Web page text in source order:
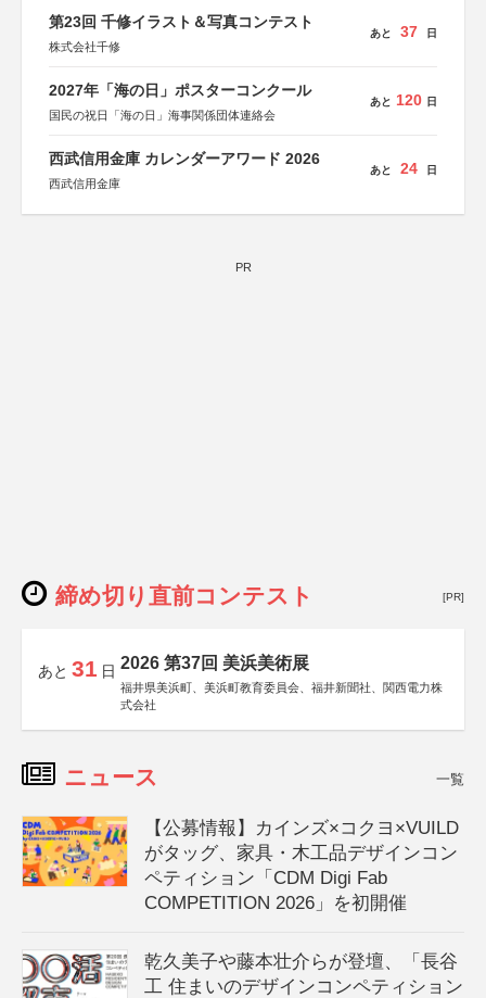
第23回 千修イラスト＆写真コンテスト
株式会社千修
あと 37 日
2027年「海の日」ポスターコンクール
国民の祝日「海の日」海事関係団体連絡会
あと 120 日
西武信用金庫 カレンダーアワード 2026
西武信用金庫
あと 24 日
PR
締め切り直前コンテスト [PR]
あと 31 日 2026 第37回 美浜美術展
福井県美浜町、美浜町教育委員会、福井新聞社、関西電力株
式会社
ニュース 一覧
【公募情報】カインズ×コクヨ×VUILD
がタッグ、家具・木工品デザインコン
ペティション「CDM Digi Fab
COMPETITION 2026」を初開催
乾久美子や藤本壮介らが登壇、「長谷
工 住まいのデザインコンペティション